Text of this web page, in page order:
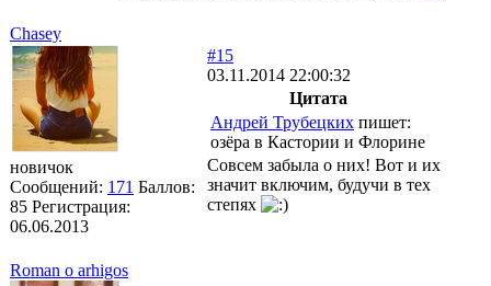
Chasey
новичок
Сообщений: 171 Баллов:
85 Регистрация:
06.06.2013
#15
03.11.2014 22:00:32
Цитата
Андрей Трубецких пишет:
озёра в Кастории и Флорине
Совсем забыла о них! Вот и их
значит включим, будучи в тех
степях
Roman o arhigos